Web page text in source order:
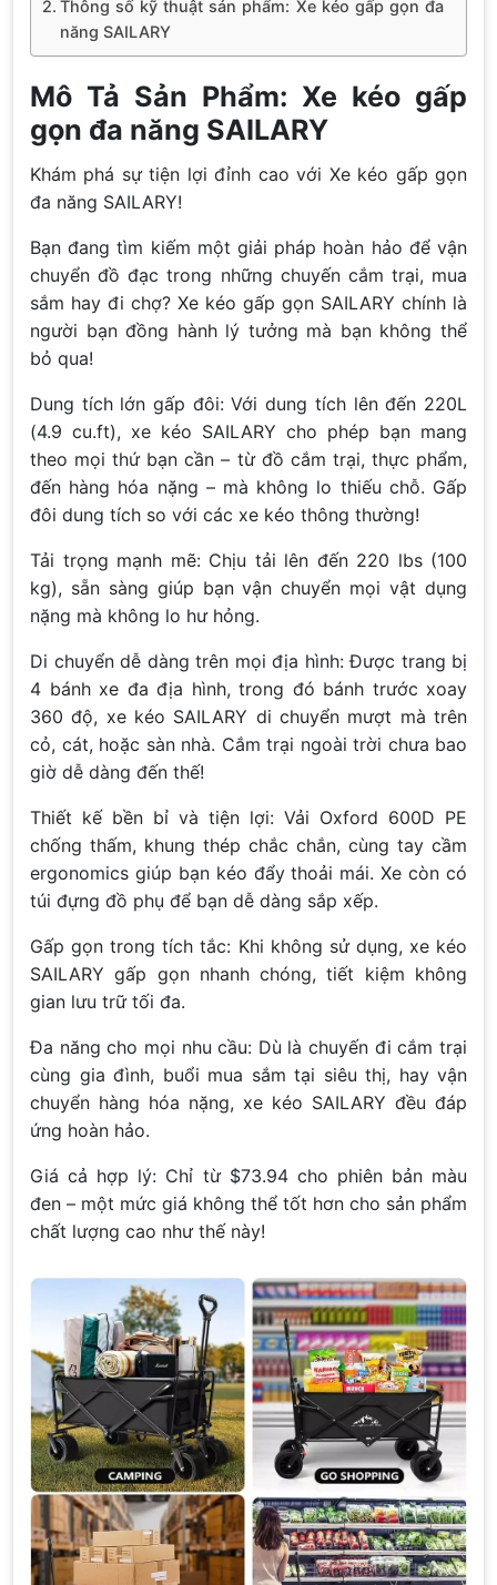
Thông số kỹ thuật sản phẩm: Xe kéo gấp gọn đa
năng SAILARY
Mô Tả Sản Phẩm: Xe kéo gấp
gọn đa năng SAILARY
Khám phá sự tiện lợi đỉnh cao với Xe kéo gấp gọn
đa năng SAILARY!
Bạn đang tìm kiếm một giải pháp hoàn hảo để vận
chuyển đồ đạc trong những chuyến cắm trại, mua
sắm hay đi chợ? Xe kéo gấp gọn SAILARY chính là
người bạn đồng hành lý tưởng mà bạn không thể
bỏ qua!
Dung tích lớn gấp đôi: Với dung tích lên đến 220L
(4.9 cu.ft), xe kéo SAILARY cho phép bạn mang
theo mọi thứ bạn cần – từ đồ cắm trại, thực phẩm,
đến hàng hóa nặng – mà không lo thiếu chỗ. Gấp
đôi dung tích so với các xe kéo thông thường!
Tải trọng mạnh mẽ: Chịu tải lên đến 220 lbs (100
kg), sẵn sàng giúp bạn vận chuyển mọi vật dụng
nặng mà không lo hư hỏng.
Di chuyển dễ dàng trên mọi địa hình: Được trang bị
4 bánh xe đa địa hình, trong đó bánh trước xoay
360 độ, xe kéo SAILARY di chuyển mượt mà trên
cỏ, cát, hoặc sàn nhà. Cắm trại ngoài trời chưa bao
giờ dễ dàng đến thế!
Thiết kế bền bỉ và tiện lợi: Vải Oxford 600D PE
chống thấm, khung thép chắc chắn, cùng tay cầm
ergonomics giúp bạn kéo đẩy thoải mái. Xe còn có
túi đựng đồ phụ để bạn dễ dàng sắp xếp.
Gấp gọn trong tích tắc: Khi không sử dụng, xe kéo
SAILARY gấp gọn nhanh chóng, tiết kiệm không
gian lưu trữ tối đa.
Đa năng cho mọi nhu cầu: Dù là chuyến đi cắm trại
cùng gia đình, buổi mua sắm tại siêu thị, hay vận
chuyển hàng hóa nặng, xe kéo SAILARY đều đáp
ứng hoàn hảo.
Giá cả hợp lý: Chỉ từ $73.94 cho phiên bản màu
đen – một mức giá không thể tốt hơn cho sản phẩm
chất lượng cao như thế này!